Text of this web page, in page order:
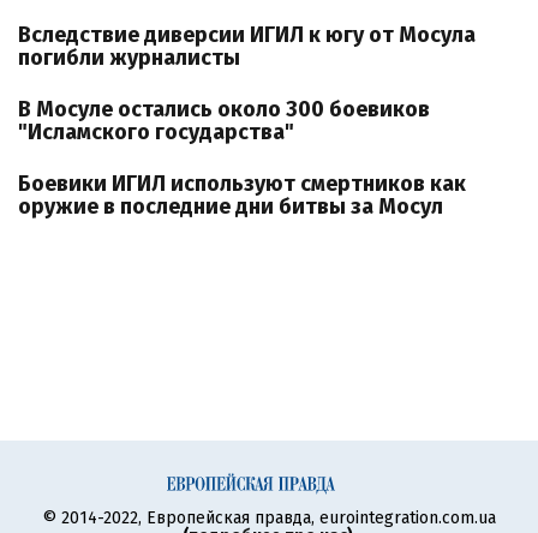
Вследствие диверсии ИГИЛ к югу от Мосула
погибли журналисты
В Мосуле остались около 300 боевиков
"Исламского государства"
Боевики ИГИЛ используют смертников как
оружие в последние дни битвы за Мосул
© 2014-2022, Европейская правда, eurointegration.com.ua